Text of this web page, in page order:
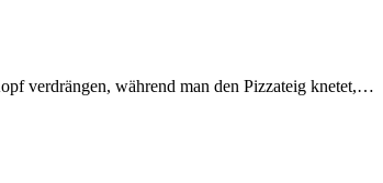
verdrängen, während man den Pizzateig knetet,…